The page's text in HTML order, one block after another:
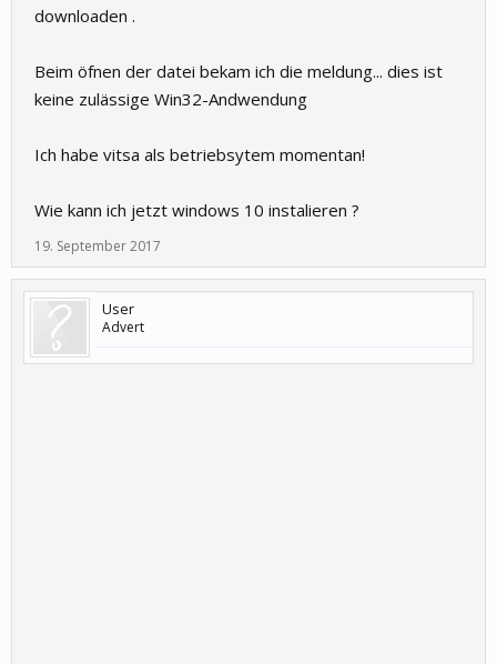
downloaden .
Beim öfnen der datei bekam ich die meldung... dies ist
keine zulässige Win32-Andwendung
Ich habe vitsa als betriebsytem momentan!
Wie kann ich jetzt windows 10 instalieren ?
19. September 2017
User
Advert